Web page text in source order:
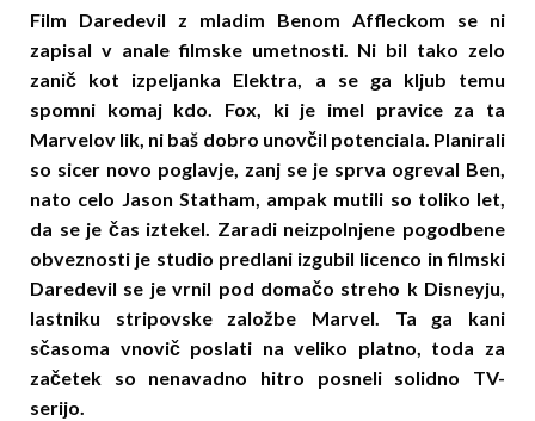
Film Daredevil z mladim Benom Affleckom se ni
zapisal v anale filmske umetnosti. Ni bil tako zelo
zanič kot izpeljanka Elektra, a se ga kljub temu
spomni komaj kdo. Fox, ki je imel pravice za ta
Marvelov lik, ni baš dobro unovčil potenciala. Planirali
so sicer novo poglavje, zanj se je sprva ogreval Ben,
nato celo Jason Statham, ampak mutili so toliko let,
da se je čas iztekel. Zaradi neizpolnjene pogodbene
obveznosti je studio predlani izgubil licenco in filmski
Daredevil se je vrnil pod domačo streho k Disneyju,
lastniku stripovske založbe Marvel. Ta ga kani
sčasoma vnovič poslati na veliko platno, toda za
začetek so nenavadno hitro posneli solidno TV-
serijo.